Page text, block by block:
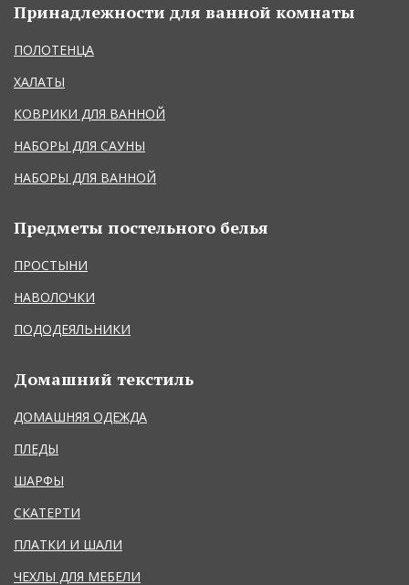
Принадлежности для ванной комнаты
ПОЛОТЕНЦА
ХАЛАТЫ
КОВРИКИ ДЛЯ ВАННОЙ
НАБОРЫ ДЛЯ САУНЫ
НАБОРЫ ДЛЯ ВАННОЙ
Предметы постельного белья
ПРОСТЫНИ
НАВОЛОЧКИ
ПОДОДЕЯЛЬНИКИ
Домашний текстиль
ДОМАШНЯЯ ОДЕЖДА
ПЛЕДЫ
ШАРФЫ
СКАТЕРТИ
ПЛАТКИ И ШАЛИ
ЧЕХЛЫ ДЛЯ МЕБЕЛИ